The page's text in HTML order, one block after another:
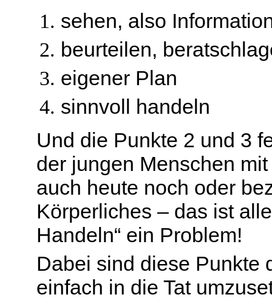
sehen, also
beurteilen,
eigener Plan
sinnvoll handeln
Und die Punkte 2 und 3
der jungen Menschen
auch heute noch oder
Körperliches – das ist
Handeln“ ein Problem!
Dabei sind diese Punkte
einfach in die Tat